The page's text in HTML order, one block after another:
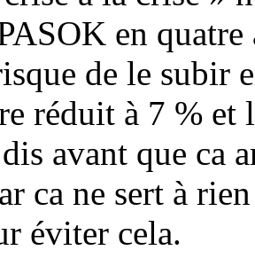
en
de le subir
réduit à 7 % et
avant que ca
ca ne sert à
éviter cela.